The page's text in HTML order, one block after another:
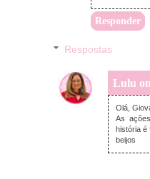
Responder
Respostas
Lulu
Olá,
As
história é
beijos